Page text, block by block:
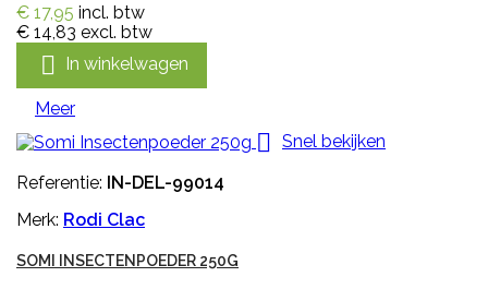
€ 17,95 incl. btw
€ 14,83 excl. btw
 In winkelwagen
Meer
 Snel bekijken
Referentie: IN-DEL-99014
Merk: Rodi Clac
SOMI INSECTENPOEDER 250G